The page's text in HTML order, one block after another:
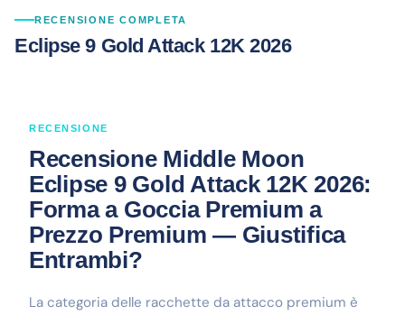
RECENSIONE COMPLETA
Eclipse 9 Gold Attack 12K 2026
RECENSIONE
Recensione Middle Moon
Eclipse 9 Gold Attack 12K 2026:
Forma a Goccia Premium a
Prezzo Premium — Giustifica
Entrambi?
La categoria delle racchette da attacco premium è